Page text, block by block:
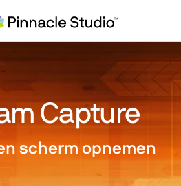
Capture
scherm opnemen